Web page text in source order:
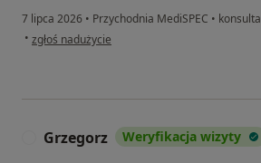
7 lipca 2026 • Przychodnia MediSPEC •
• w opinii użytkownika Małgorzata
zgłoś nadużycie
Grzegorz Weryfikacja wizyty